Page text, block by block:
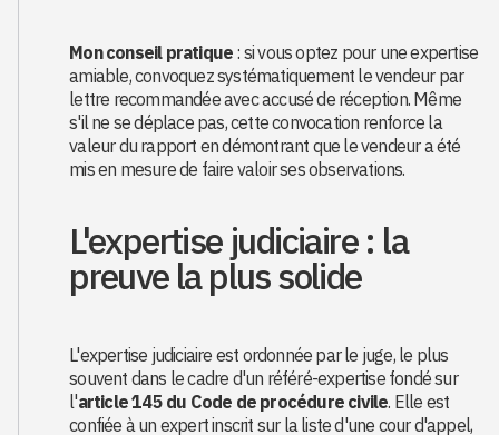
Mon conseil pratique : si vous optez pour une expertise
amiable, convoquez systématiquement le vendeur par
lettre recommandée avec accusé de réception. Même
s'il ne se déplace pas, cette convocation renforce la
valeur du rapport en démontrant que le vendeur a été
mis en mesure de faire valoir ses observations.
L'expertise judiciaire : la
preuve la plus solide
L'expertise judiciaire est ordonnée par le juge, le plus
souvent dans le cadre d'un référé-expertise fondé sur
l'article 145 du Code de procédure civile. Elle est
confiée à un expert inscrit sur la liste d'une cour d'appel,